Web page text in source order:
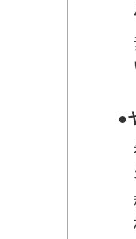
400
素材
いわ
●
希少
火入
秩父
杉樽